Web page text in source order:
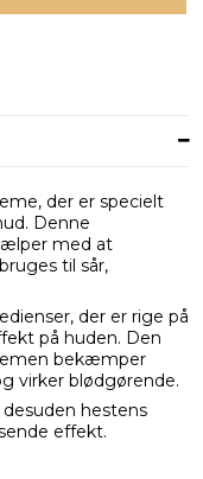
der er specielt
Denne
med at
til sår,
der er rige på
på huden. Den
bekæmper
virker blødgørende.
hestens
effekt.